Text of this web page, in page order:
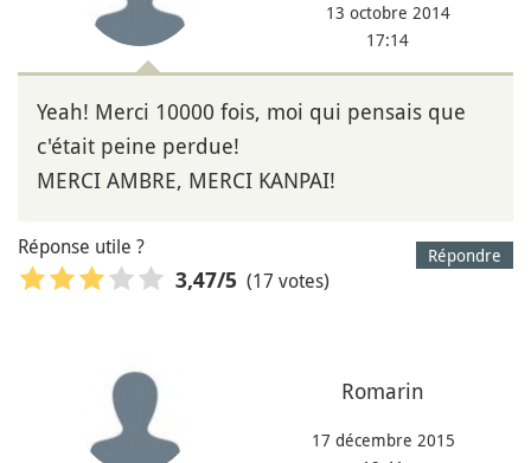
13 octobre 2014
17:14
Yeah! Merci 10000 fois, moi qui pensais que
c'était peine perdue!
MERCI AMBRE, MERCI KANPAI!
Répondre
Réponse utile ?
3,47/5 (17 votes)
Romarin
17 décembre 2015